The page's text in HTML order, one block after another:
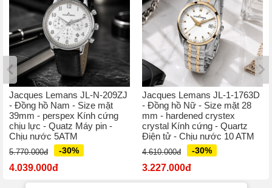
Jacques Lemans JL-N-209ZJ
- Đồng hồ Nam - Size mặt
39mm - perspex Kính cứng
chịu lực - Quatz Máy pin -
Chịu nước 5ATM
5.770.000đ -30%
4.039.000đ
Jacques Lemans JL-1-1763D
- Đồng hồ Nữ - Size mặt 28
mm - hardened crystex
crystal Kính cứng - Quartz
Điện tử - Chịu nước 10 ATM
4.610.000đ -30%
3.227.000đ